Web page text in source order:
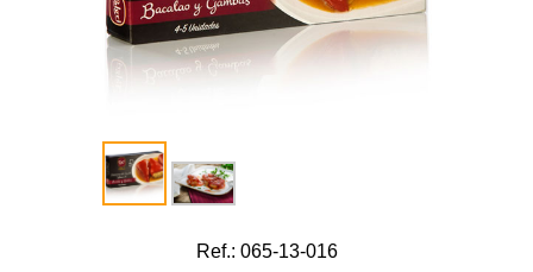
Ref.: 065-13-016